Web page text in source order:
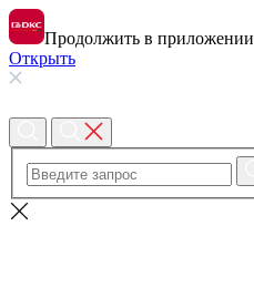
Продолжить в приложении
Открыть